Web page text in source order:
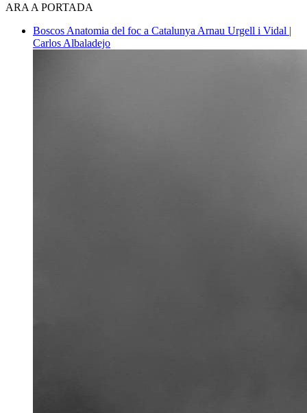
ARA A PORTADA
Boscos Anatomia del foc a Catalunya Arnau Urgell i Vidal |
Carlos Albaladejo